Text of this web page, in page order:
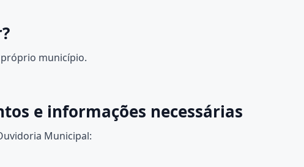
município.
e informações necessárias
Municipal: